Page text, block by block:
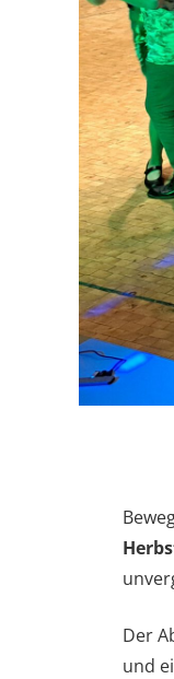
Der
und